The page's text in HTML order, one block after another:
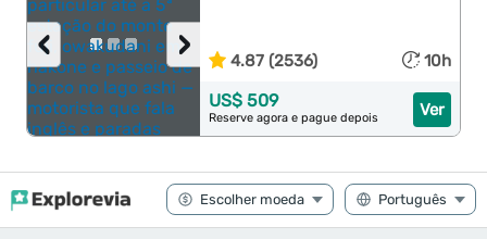
›
‹ 4.87 (2536) 10h
Ver
US$ 509
Reserve agora e pague depois